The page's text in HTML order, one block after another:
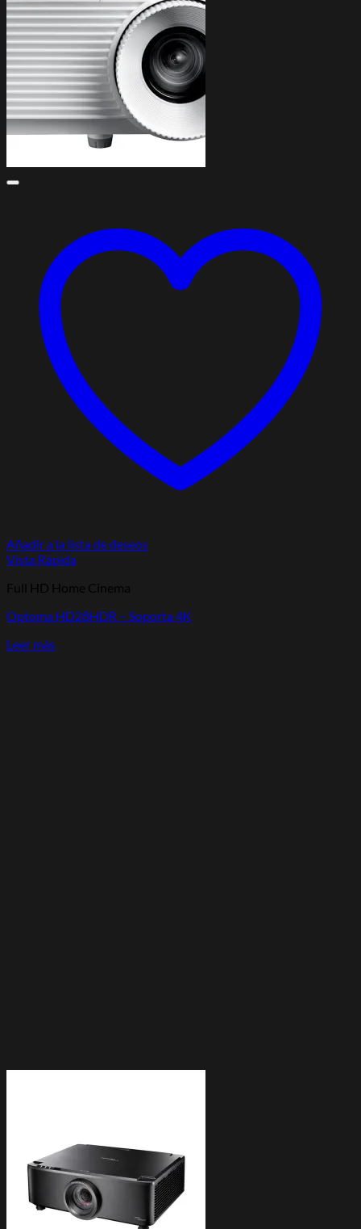
Añadir a la lista de deseos
Vista Rápida
Full HD Home Cinema
Optoma HD28HDR – Soporta 4K
Leer más